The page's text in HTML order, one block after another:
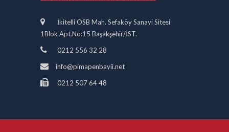
İkitelli OSB Mah. Sefaköy Sanayi Sitesi
1Blok Apt.No:15 Başakşehir/İST.
0212 556 32 28
info@pimapenbayii.net
0212 507 64 48